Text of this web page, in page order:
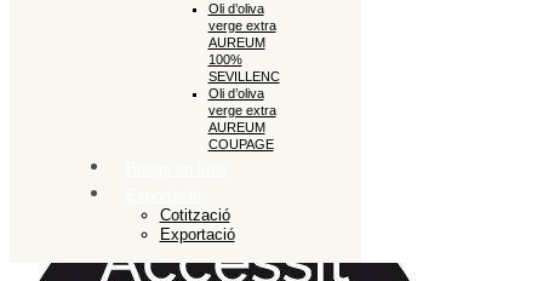
Oli d’oliva
verge extra
AUREUM
100%
SEVILLENC
Oli d’oliva
verge extra
AUREUM
COUPAGE
Cotització
Exportació